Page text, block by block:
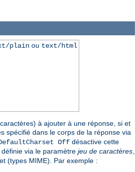
plainou text/html
à ajouter à une réponse, si et
spécifié dans le corps de la réponse via
Off désactive cette
via le paramètre jeu de caractères,
(types MIME). Par exemple :